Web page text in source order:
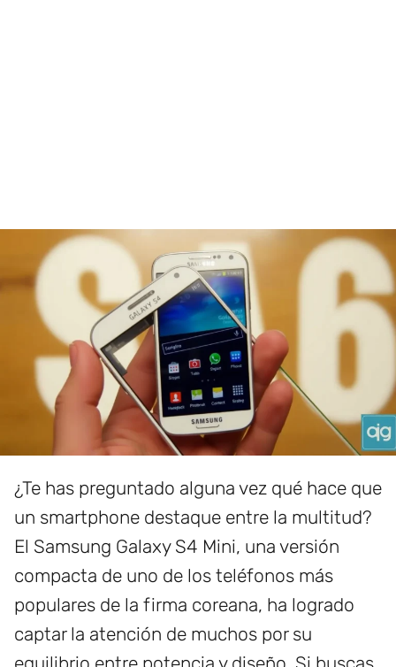
¿Te has preguntado alguna vez qué hace que
un smartphone destaque entre la multitud?
El Samsung Galaxy S4 Mini, una versión
compacta de uno de los teléfonos más
populares de la firma coreana, ha logrado
captar la atención de muchos por su